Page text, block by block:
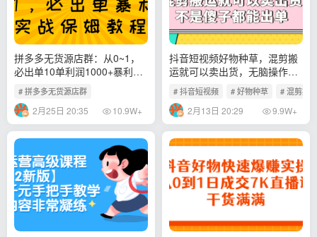
拼多多无货源店群：从0~1，
必出单10单利润1000+暴利玩
法，36节实战保姆教程
# 拼多多无货源店群
2月25日 20:35 10.9W+
抖音短视频好物种草，混剪搬
运就可以卖出货，无脑操作日
赚300+
# 抖音短视频 # 好物种草 # 混剪搬运
2月13日 20:29 9.9W+